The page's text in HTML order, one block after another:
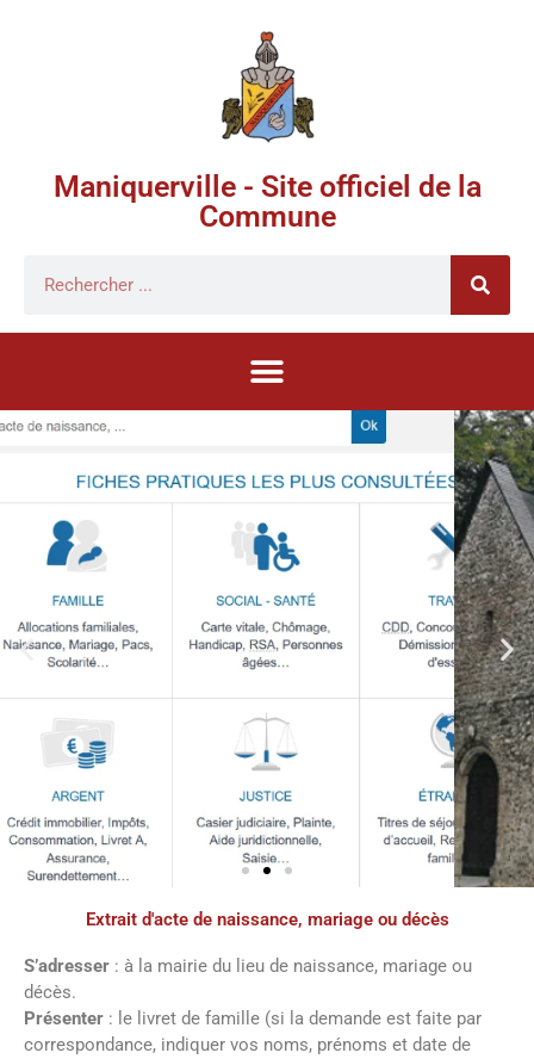
Maniquerville - Site officiel de la
Commune
Démarches
administratives
Faîtes vos démarches en ligne sur notre
site en cliquant sur le bouton ci-dessous
Extrait d'acte de naissance, mariage ou décès
S’adresser : à la mairie du lieu de naissance, mariage ou
décès.
Présenter : le livret de famille (si la demande est faite par
correspondance, indiquer vos noms, prénoms et date de